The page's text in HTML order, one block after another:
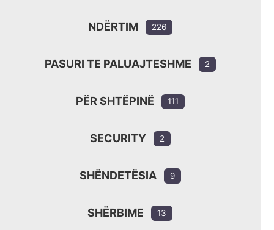
NDËRTIM 226
PASURI TE PALUAJTESHME 2
PËR SHTËPINË 111
SECURITY 2
SHËNDETËSIA 9
SHËRBIME 13